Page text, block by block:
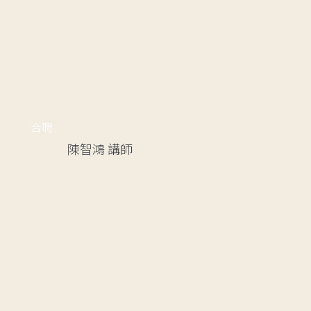
合聘
陳智鴻講師